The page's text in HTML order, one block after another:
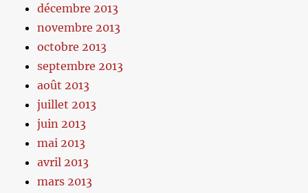
décembre 2013
novembre 2013
octobre 2013
septembre 2013
août 2013
juillet 2013
juin 2013
mai 2013
avril 2013
mars 2013